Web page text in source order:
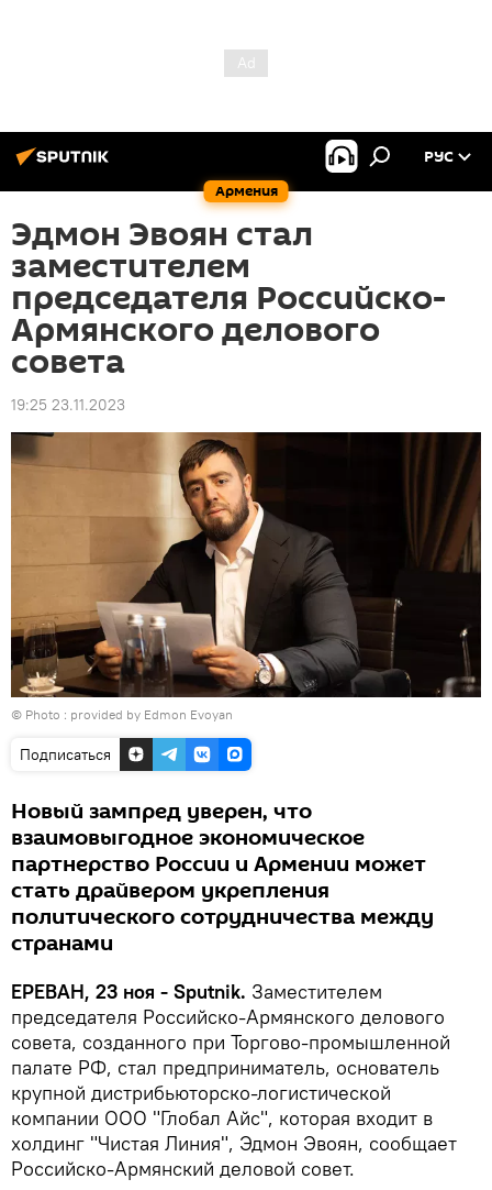
Армения
РУС
Эдмон Эвоян стал
заместителем
председателя Российско-
Армянского делового
совета
19:25 23.11.2023
© Photo : provided by Edmon Evoyan
Подписаться
Новый зампред уверен, что
взаимовыгодное экономическое
партнерство России и Армении может
стать драйвером укрепления
политического сотрудничества между
странами
ЕРЕВАН, 23 ноя - Sputnik. Заместителем
председателя Российско-Армянского делового
совета, созданного при Торгово-промышленной
палате РФ, стал предприниматель, основатель
крупной дистрибьюторско-логистической
компании ООО "Глобал Айс", которая входит в
холдинг "Чистая Линия", Эдмон Эвоян, сообщает
Российско-Армянский деловой совет.